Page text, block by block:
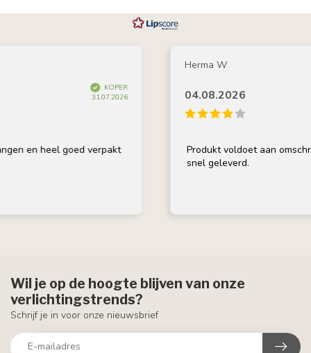
KOPER
31.07.2026
heel goed verpakt
Herma W
04.08.2026
Produkt voldoet aan omschrijving,
snel geleverd.
Wil je op de hoogte blijven van onze
verlichtingstrends?
Schrijf je in voor onze nieuwsbrief